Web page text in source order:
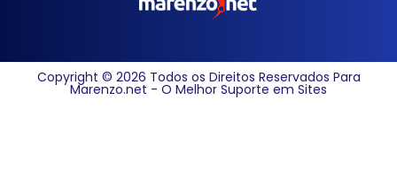
Copyright © 2026 Todos os Direitos Reservados Para
Marenzo.net - O Melhor Suporte em Sites